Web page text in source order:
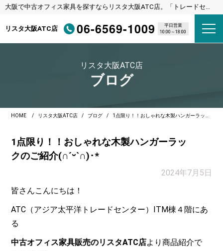
大阪で中古オフィス家具を探すならリスタ大阪ATC店。「トレードセン
リスタ大阪ATC店
06-6569-1009
平日営業
10:00～18:00
リスタ大阪ATC店
ブログ
HOME リスタ大阪ATC店 ブログ 1点限り！！おしゃれな木製ハンガーラックのご紹介(∩ˊᵕˋ∩)･*
1点限り！！おしゃれな木製ハンガーラッ
クのご紹介(∩ˊᵕˋ∩)･*
2024年7月5日
皆さんこんにちは！
ATC（アジア太平洋トレードセンター）ITM棟４階にあ
る
中古オフィス家具販売のリスタATC店より商品紹介で